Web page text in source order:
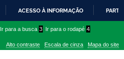
PARA
CONTEÚDO
ACESSO À INFORMAÇÃO
Ir para a busca 3 Ir para o rodapé 4
Alto contraste Escala de cinza Mapa do site